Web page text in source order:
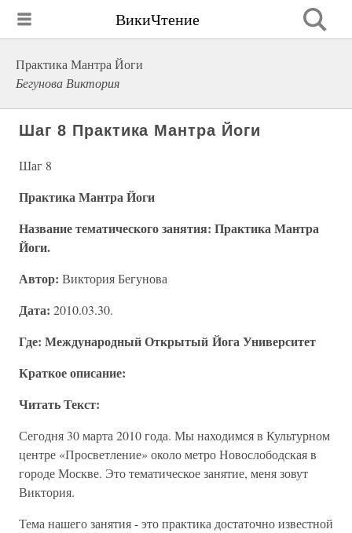
ВикиЧтение
Практика Мантра Йоги
Бегунова Виктория
Шаг 8 Практика Мантра Йоги
Шаг 8
Практика Мантра Йоги
Название тематического занятия: Практика Мантра
Йоги.
Автор: Виктория Бегунова
Дата: 2010.03.30.
Где: Международный Открытый Йога Университет
Краткое описание:
Читать Текст:
Сегодня 30 марта 2010 года. Мы находимся в Культурном
центре «Просветление» около метро Новослободская в
городе Москве. Это тематическое занятие, меня зовут
Виктория.
Тема нашего занятия - это практика достаточно известной